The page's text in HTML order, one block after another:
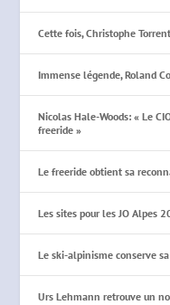
Cette fois, Christophe
Immense légende, Roland
Nicolas Hale-Woods: « Le
freeride »
Le freeride obtient sa
Les sites pour les JO Alpes
Le ski-alpinisme conserve
Urs Lehmann retrouve un